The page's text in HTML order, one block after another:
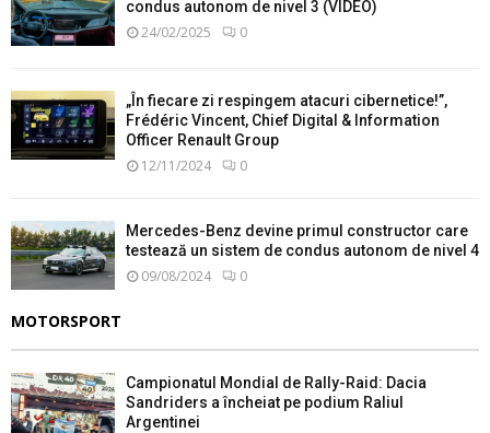
condus autonom de nivel 3 (VIDEO)
24/02/2025 0
„În fiecare zi respingem atacuri cibernetice!”,
Frédéric Vincent, Chief Digital & Information
Officer Renault Group
12/11/2024 0
Mercedes-Benz devine primul constructor care
testează un sistem de condus autonom de nivel 4
09/08/2024 0
MOTORSPORT
Campionatul Mondial de Rally-Raid: Dacia
Sandriders a încheiat pe podium Raliul
Argentinei